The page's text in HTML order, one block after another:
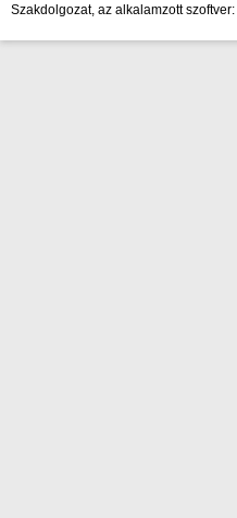
Szakdolgozat, az alkalamzott szoftver: